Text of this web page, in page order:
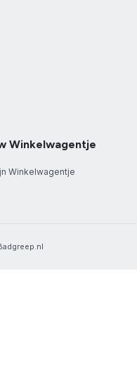
Winkelwagentje
Winkelwagentje